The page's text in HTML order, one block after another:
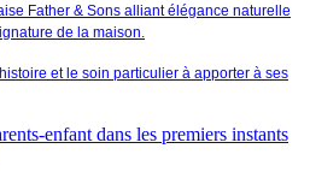
Father & Sons alliant élégance naturelle
de la maison.
et le soin particulier à apporter à ses
enfant dans les premiers instants